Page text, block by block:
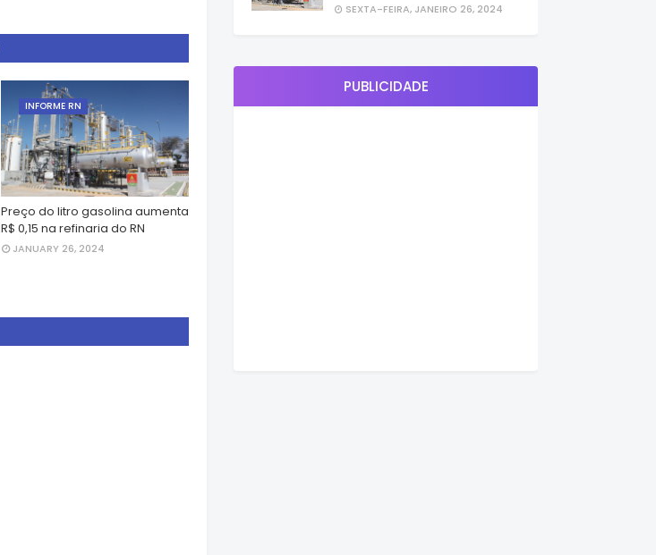
INFORME RN
Preço do litro gasolina aumenta
R$ 0,15 na refinaria do RN
JANUARY 26, 2024
SEXTA-FEIRA, JANEIRO 26, 2024
PUBLICIDADE